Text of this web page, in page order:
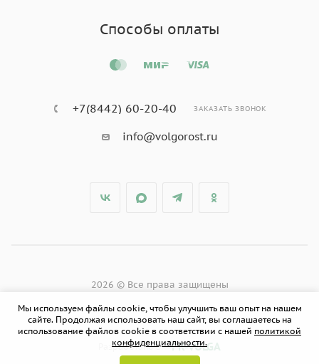
Способы оплаты
+7(8442) 60-20-40 ЗАКАЗАТЬ ЗВОНОК
info@volgorost.ru
2026 © Все права защищены
Разработано в PR-VOLGA
Мы используем файлы cookie, чтобы улучшить ваш опыт на нашем
сайте. Продолжая использовать наш сайт, вы соглашаетесь на
использование файлов cookie в соответствии с нашей политикой
конфиденциальности.